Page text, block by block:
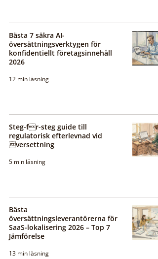
Bästa 7 säkra AI-
översättningsverktygen för
konfidentiellt företagsinnehåll
2026
12 min läsning
Steg-fr-steg guide till
regulatorisk efterlevnad vid
versettning
5 min läsning
Bästa
översättningsleverantörerna för
SaaS-lokalisering 2026 – Top 7
Jämförelse
13 min läsning